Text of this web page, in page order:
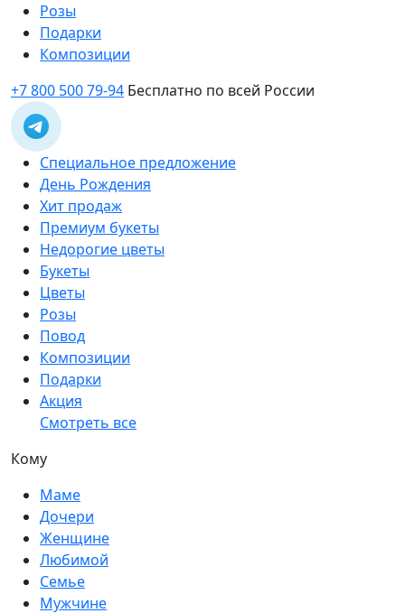
Розы
Подарки
Композиции
+7 800 500 79-94 Бесплатно по всей России
Специальное предложение
День Рождения
Хит продаж
Премиум букеты
Недорогие цветы
Букеты
Цветы
Розы
Повод
Композиции
Подарки
Акция
Смотреть все
Кому
Маме
Дочери
Женщине
Любимой
Семье
Мужчине